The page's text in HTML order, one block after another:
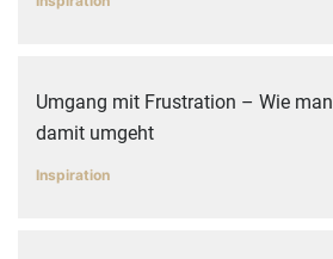
Umgang mit Frustration – Wie
damit umgeht
Inspiration